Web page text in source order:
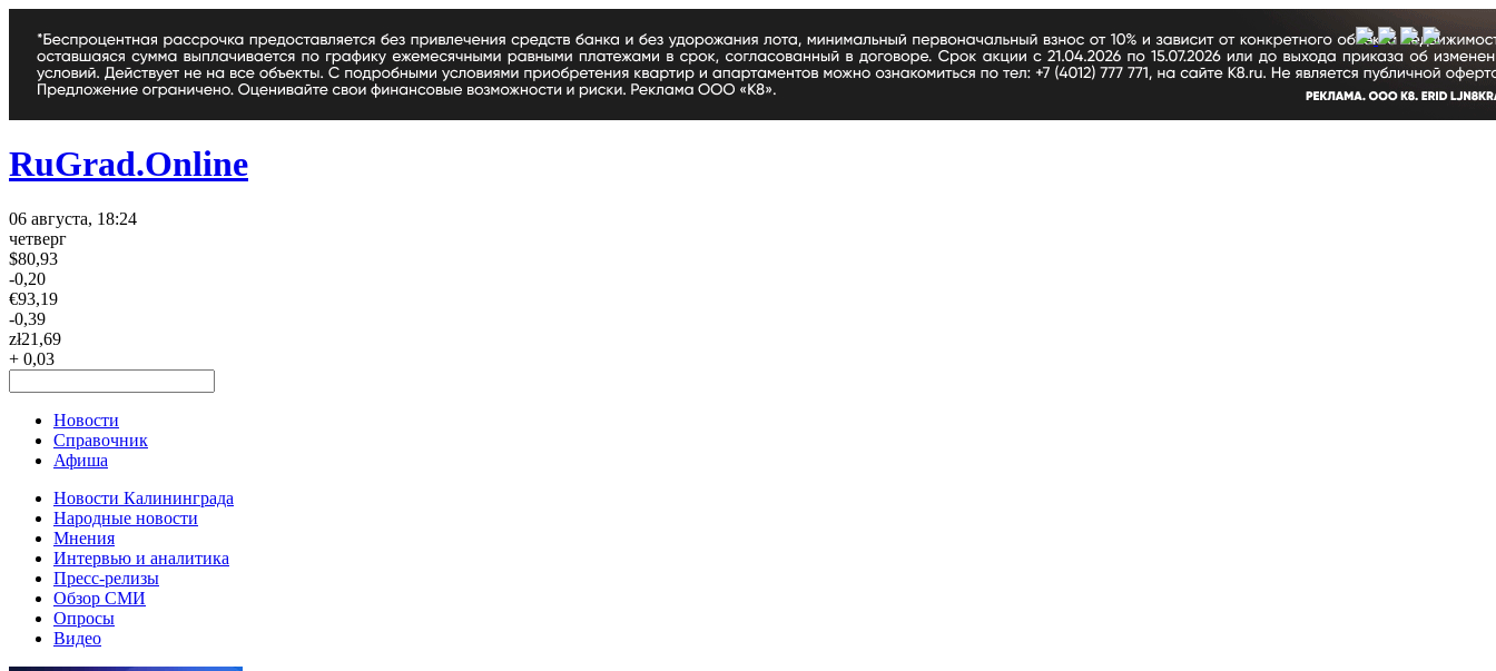
RuGrad.Online
06 августа, 18:24
четверг
$80,93
-0,20
€93,19
-0,39
zł21,69
+ 0,03
Новости
Справочник
Афиша
Новости Калининграда
Народные новости
Мнения
Интервью и аналитика
Пресс-релизы
Обзор СМИ
Опросы
Видео